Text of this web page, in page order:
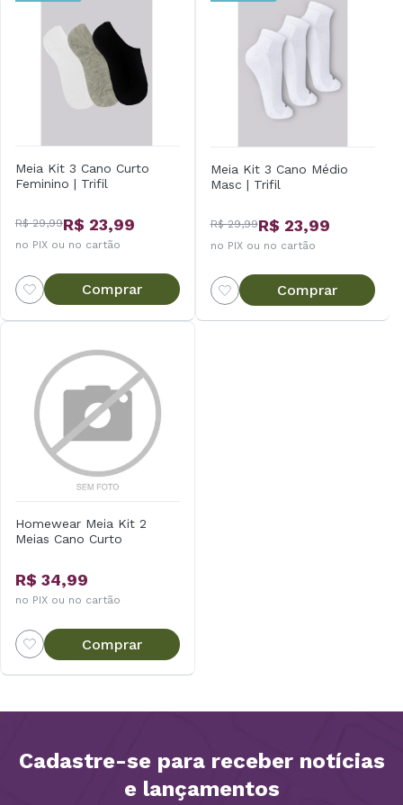
Meia Kit 3 Cano Curto
Feminino | Trifil
R$ 29,99R$ 23,99
no PIX ou no cartão
Comprar
Meia Kit 3 Cano Médio
Masc | Trifil
R$ 29,99R$ 23,99
no PIX ou no cartão
Comprar
Homewear Meia Kit 2
Meias Cano Curto
R$ 34,99
no PIX ou no cartão
Comprar
Cadastre-se para receber notícias
e lançamentos